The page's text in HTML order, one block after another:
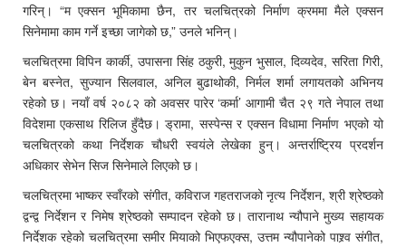
गरिन्। “म एक्सन भूमिकामा छैन, तर चलचित्रको निर्माण क्रममा मैले एक्सन
सिनेमामा काम गर्ने इच्छा जागेको छ,” उनले भनिन्।
चलचित्रमा विपिन कार्की, उपासना सिंह ठकुरी, मुकुन भुसाल, दिव्यदेव, सरिता गिरी,
बेन बस्नेत, सुज्यान सिलवाल, अनिल बुढाथोकी, निर्मल शर्मा लगायतको अभिनय
रहेको छ। नयाँ वर्ष २०८२ को अवसर पारेर ‘कर्मा’ आगामी चैत २९ गते नेपाल तथा
विदेशमा एकसाथ रिलिज हुँदैछ। ड्रामा, सस्पेन्स र एक्सन विधामा निर्माण भएको यो
चलचित्रको कथा निर्देशक चौधरी स्वयंले लेखेका हुन्। अन्तर्राष्ट्रिय प्रदर्शन
अधिकार सेभेन सिज सिनेमाले लिएको छ।
चलचित्रमा भाष्कर स्वाँरको संगीत, कविराज गहतराजको नृत्य निर्देशन, श्री श्रेष्ठको
द्वन्द्व निर्देशन र निमेष श्रेष्ठको सम्पादन रहेको छ। तारानाथ न्यौपाने मुख्य सहायक
निर्देशक रहेको चलचित्रमा समीर मियाको भिएफएक्स, उत्तम न्यौपानेको पाश्र्व संगीत,